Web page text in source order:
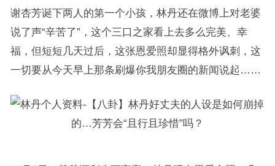
谢杏芳诞下两人的第一个小孩，林丹还在微博上对老婆
说了声“辛苦了”，这个三口之家看上去多么完美、幸
福，但短短几天过后，这张恩爱照却显得格外讽刺，这
一切要从今天早上那条刷爆你我朋友圈的新闻说起……